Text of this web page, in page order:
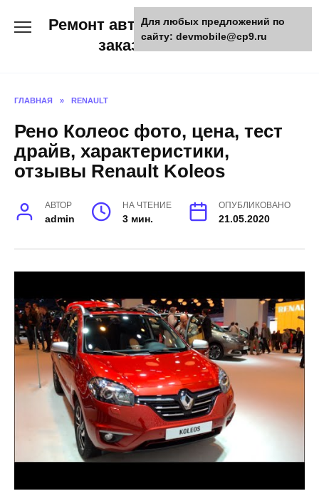
Ремонт авто и мото техники,
заказ запчастей
ГЛАВНАЯ » RENAULT
Рено Колеос фото, цена, тест
драйв, характеристики,
отзывы Renault Koleos
АВТОР
admin
НА ЧТЕНИЕ
3 мин.
ОПУБЛИКОВАНО
21.05.2020
Для любых предложений по
сайту: devmobile@cp9.ru